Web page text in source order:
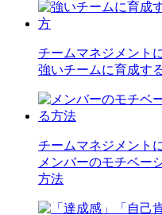
チームマネジメント
強いチームに育成す
チームマネジメント
メンバーのモチベー
方法